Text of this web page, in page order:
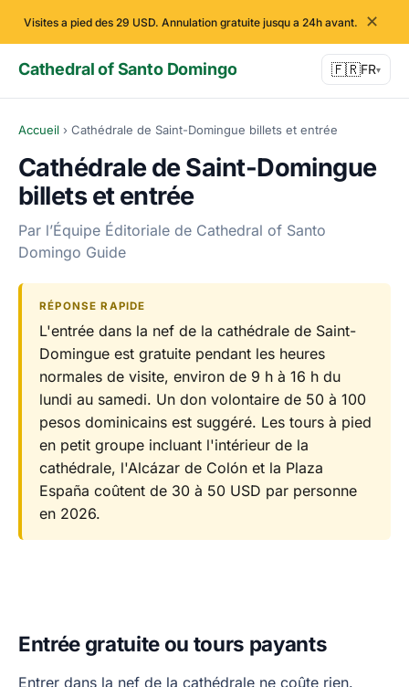
Visites a pied des 29 USD. Annulation gratuite jusqu a 24h avant. ✕
Cathedral of Santo Domingo 🇫🇷FR▾
Accueil › Cathédrale de Saint-Domingue billets et entrée
Cathédrale de Saint-Domingue
billets et entrée
Par l’Équipe Éditoriale de Cathedral of Santo
Domingo Guide
RÉPONSE RAPIDE
L'entrée dans la nef de la cathédrale de Saint-
Domingue est gratuite pendant les heures
normales de visite, environ de 9 h à 16 h du
lundi au samedi. Un don volontaire de 50 à 100
pesos dominicains est suggéré. Les tours à pied
en petit groupe incluant l'intérieur de la
cathédrale, l'Alcázar de Colón et la Plaza
España coûtent de 30 à 50 USD par personne
en 2026.
Entrée gratuite ou tours payants
Entrer dans la nef de la cathédrale ne coûte rien.